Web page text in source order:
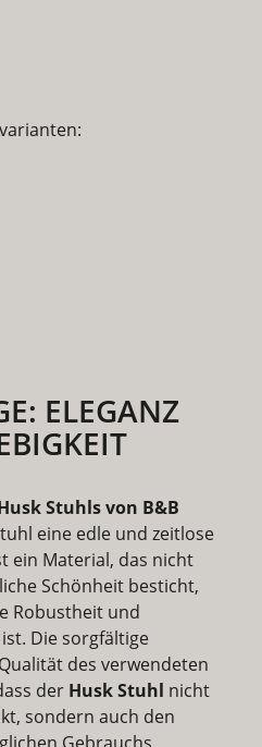
ELEGANZ
Stuhls von B&B
eine edle und zeitlose
ein Material, das nicht
Schönheit besticht,
Robustheit und
Die sorgfältige
des verwendeten
der Husk Stuhl nicht
sondern auch den